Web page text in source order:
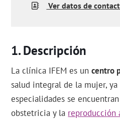
Ver datos de
Descripción
La clínica IFEM es uncentro
salud integral de la mujer,
especialidades se
obstetricia y la reproducción